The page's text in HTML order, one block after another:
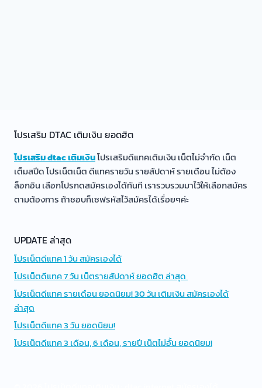
โปรเสริม DTAC เติมเงิน ยอดฮิต
โปรเสริม dtac เติมเงินโปรเสริมดีแทคเติมเงิน เน็ตไม่จำกัด เน็ต
เต็มสปีด โปรเน็ตเน็ต ดีแทครายวัน รายสัปดาห์ รายเดือน ไม่ต้อง
ล็อกอิน เลือกโปรกดสมัครเองได้ทันที เรารวบรวมมาไว้ให้เลือกสมัคร
ตามต้องการ ถ้าชอบก็เซฟรหัสไว้สมัครได้เรื่อยๆค่ะ
UPDATE ล่าสุด
โปรเน็ตดีแทค 1 วัน สมัครเองได้
โปรเน็ตดีแทค 7 วัน เน็ตรายสัปดาห์ ยอดฮิต ล่าสุด
โปรเน็ตดีแทค รายเดือน ยอดนิยม! 30 วัน เติมเงิน สมัครเองได้
ล่าสุด
โปรเน็ตดีแทค 3 วัน ยอดนิยม!
โปรเน็ตดีแทค 3 เดือน, 6 เดือน, รายปี เน็ตไม่อั้น ยอดนิยม!